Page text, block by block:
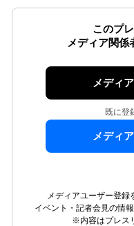
このプ
メディア関係
メディ
既に登
メディ
メディアユーザー登録
イベント・記者会見の情
※内容はプレス